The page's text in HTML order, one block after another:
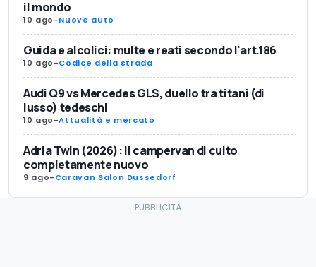
il mondo
10 ago-Nuove auto
Guida e alcolici: multe e reati secondo l'art.186
10 ago-Codice della strada
Audi Q9 vs Mercedes GLS, duello tra titani (di
lusso) tedeschi
10 ago-Attualità e mercato
Adria Twin (2026): il campervan di culto
completamente nuovo
9 ago-Caravan Salon Dussedorf